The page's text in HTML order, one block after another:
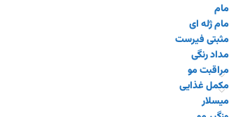
مام
مام ژله ای
مثبتی فیرست
مداد رنگی
مراقبت مو
مکمل غذایی
میسلار